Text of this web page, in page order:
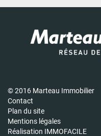
© 2016 Marteau Immobilier
Contact
Plan du site
Mentions légales
Réalisation IMMOFACILE